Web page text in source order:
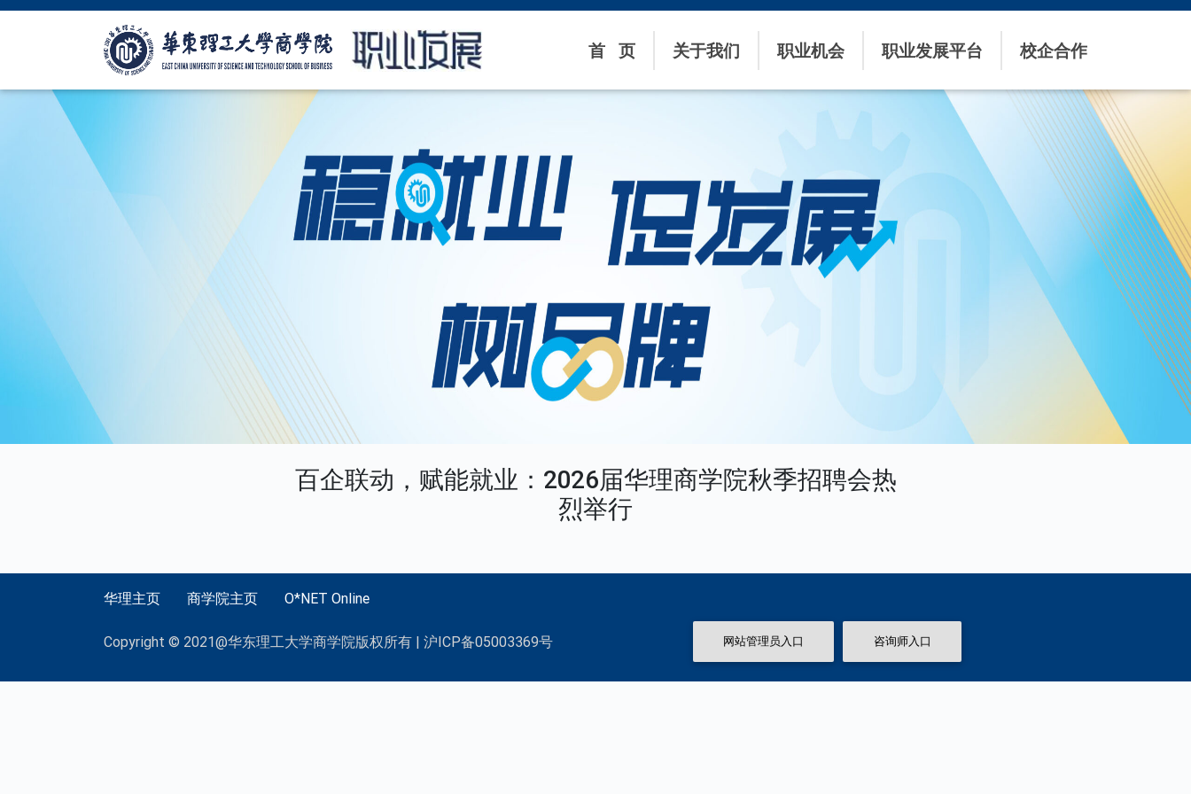
首 页 关于我们 职业机会 职业发展平台 校企合作
百企联动，赋能就业：2026届华理商学院秋季招聘会热
烈举行
华理主页 商学院主页 O*NET Online
Copyright © 2021@华东理工大学商学院版权所有 | 沪ICP备05003369号 网站管理员入口 咨询师入口